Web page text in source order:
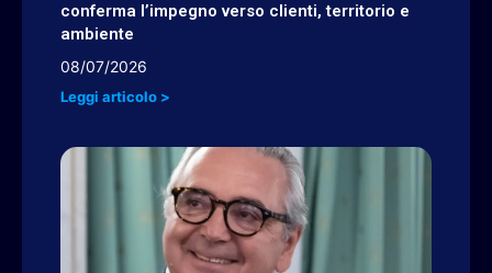
conferma l’impegno verso clienti, territorio e
ambiente
08/07/2026
Leggi articolo >